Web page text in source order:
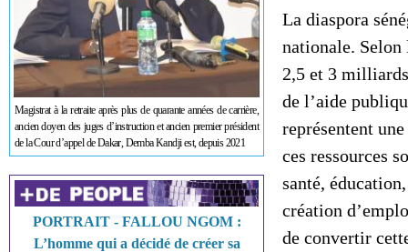
Magistrat à la retraite après plus de quarante années de carrière,
ancien doyen des juges d’instruction et ancien premier président
de la Cour d’appel de Dakar, Demba Kandji est, depuis 2021
PORTRAIT - FALLOU NGOM :
L’homme qui a décidé de créer sa
La diaspora
nationale. Selon
2,5 et 3
de l’aide
représentent
ces ressources
santé,
création
de convertir